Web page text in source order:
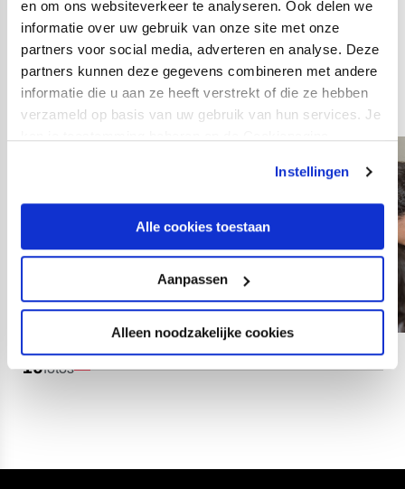
en om ons websiteverkeer te analyseren. Ook delen we
informatie over uw gebruik van onze site met onze
partners voor social media, adverteren en analyse. Deze
partners kunnen deze gegevens combineren met andere
informatie die u aan ze heeft verstrekt of die ze hebben
verzameld op basis van uw gebruik van hun services. Je
Instellingen
Alle cookies toestaan
Aanpassen
Alleen noodzakelijke cookies
gegeven, is respect. Het op één na meest gekozen
thema: geld. Daarover werd met name tijdens de Week
van het Geld veel gesproken in basisscholen in de
provincie Utrecht.
19fotos